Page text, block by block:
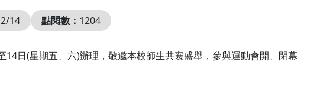
14 點閱數： 1204
14日(星期五、六)辦理，敬邀本校師生共襄盛舉，參與運動會開、閉幕